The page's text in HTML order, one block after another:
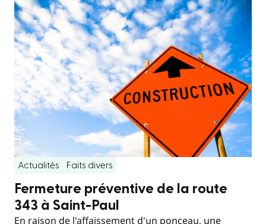
Actualités Faits divers
Fermeture préventive de la route
343 à Saint-Paul
En raison de l'affaissement d'un ponceau, une